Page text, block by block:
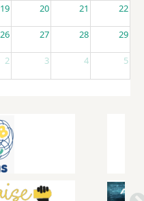
19 20 21 22
26 27 28 29
2 3 4 5